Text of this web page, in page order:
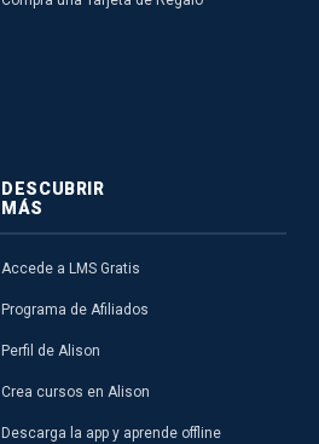
DESCUBRIR
MÁS
Accede a LMS Gratis
Programa de Afiliados
Perfil de Alison
Crea cursos en Alison
Descarga la app y aprende offline